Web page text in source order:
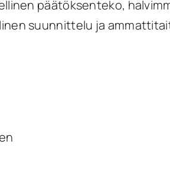
päätöksenteko,
suunnittelu ja